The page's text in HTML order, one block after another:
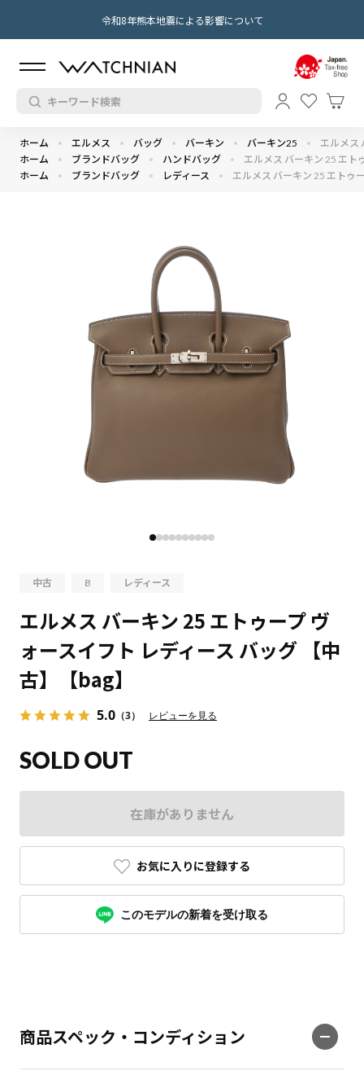
令和8年熊本地震による影響について
ホーム エルメス バッグ バーキン バーキン25
エルメス
ホーム
ブランドバッグ ハンドバッグ
エルメス バーキン 25 エト
ホーム
ブランドバッグ レディース エルメス バーキン 25 エトゥ
中古 B レディース
エルメス バーキン 25 エトゥープ ヴ
ォースイフト レディース バッグ 【中
古】【bag】
5.0 （3） レビューを見る
SOLD OUT
在庫がありません
お気に入りに登録する
このモデルの新着を受け取る
商品スペック・コンディション